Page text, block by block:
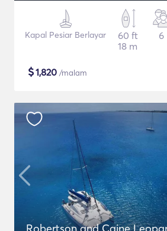
Kapal Pesiar Berlayar
60 ft
18 m
6
$1,820 /malam